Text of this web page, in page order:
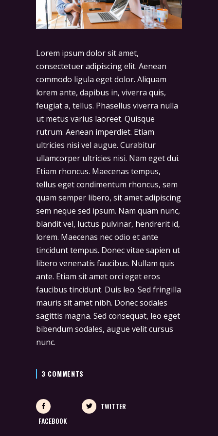
Lorem ipsum dolor sit amet,
consectetuer adipiscing elit. Aenean
commodo ligula eget dolor. Aliquam
lorem ante, dapibus in, viverra quis,
feugiat a, tellus. Phasellus viverra nulla
ut metus varius laoreet. Quisque
rutrum. Aenean imperdiet. Etiam
ultricies nisi vel augue. Curabitur
ullamcorper ultricies nisi. Nam eget dui.
Etiam rhoncus. Maecenas tempus,
tellus eget condimentum rhoncus, sem
quam semper libero, sit amet adipiscing
sem neque sed ipsum. Nam quam nunc,
blandit vel, luctus pulvinar, hendrerit id,
lorem. Maecenas nec odio et ante
tincidunt tempus. Donec vitae sapien ut
libero venenatis faucibus. Nullam quis
ante. Etiam sit amet orci eget eros
faucibus tincidunt. Duis leo. Sed fringilla
mauris sit amet nibh. Donec sodales
sagittis magna. Sed consequat, leo eget
bibendum sodales, augue velit cursus
nunc.
3 COMMENTS
FACEBOOK
TWITTER